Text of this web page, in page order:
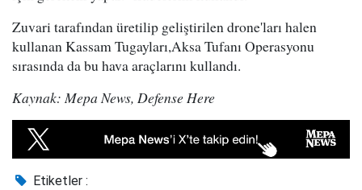
Zuvari tarafından üretilip geliştirilen drone'ları halen
kullanan Kassam Tugayları,Aksa Tufanı Operasyonu
sırasında da bu hava araçlarını kullandı.
Kaynak: Mepa News, Defense Here
Etiketler :